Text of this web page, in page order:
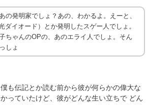
の発明家でしょ？あの、わかるよ。えーと、
ダイオード）とか発明したスゲー人でしょ。
ちゃんのOPの、あのエライ人でしょ。そん
しょ
も伝記とか読む前から彼が何らかの偉大な
っていたけど、彼がどんな生い立ちで どん